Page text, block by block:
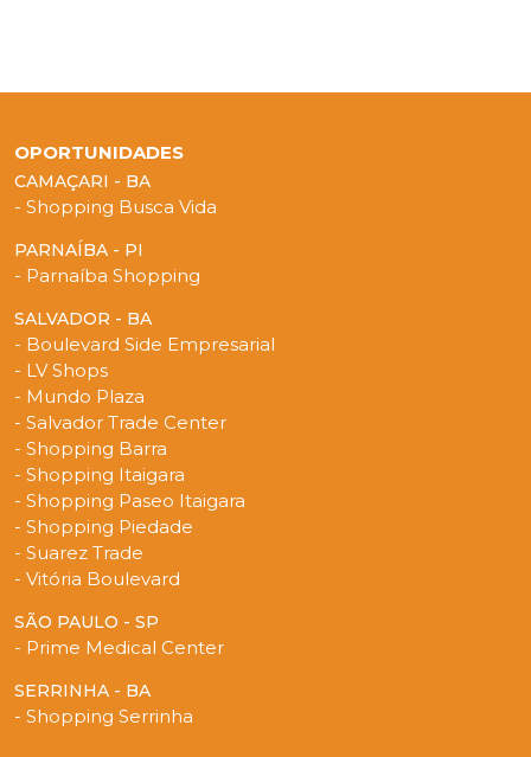
OPORTUNIDADES
CAMAÇARI - BA
- Shopping Busca Vida
PARNAÍBA - PI
- Parnaíba Shopping
SALVADOR - BA
- Boulevard Side Empresarial
- LV Shops
- Mundo Plaza
- Salvador Trade Center
- Shopping Barra
- Shopping Itaigara
- Shopping Paseo Itaigara
- Shopping Piedade
- Suarez Trade
- Vitória Boulevard
SÃO PAULO - SP
- Prime Medical Center
SERRINHA - BA
- Shopping Serrinha